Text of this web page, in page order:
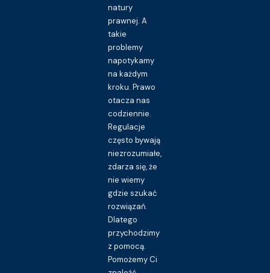
natury
prawnej. A
takie
problemy
napotykamy
na każdym
kroku. Prawo
otacza nas
codziennie.
Regulacje
często bywają
niezrozumiałe,
zdarza się, że
nie wiemy
gdzie szukać
rozwiązań.
Dlatego
przychodzimy
z pomocą.
Pomożemy Ci